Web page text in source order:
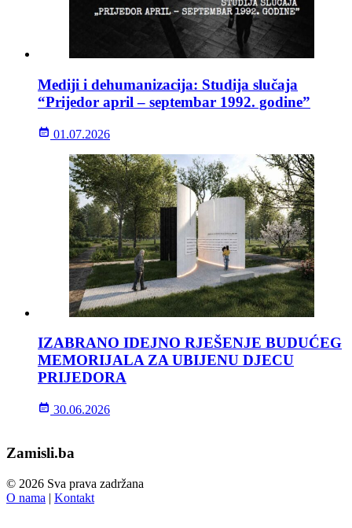
Mediji i dehumanizacija: Studija slučaja
“Prijedor april – septembar 1992. godine”
01.07.2026
IZABRANO IDEJNO RJEŠENJE BUDUĆEG
MEMORIJALA ZA UBIJENU DJECU
PRIJEDORA
30.06.2026
Zamisli.ba
© 2026 Sva prava zadržana
O nama | Kontakt